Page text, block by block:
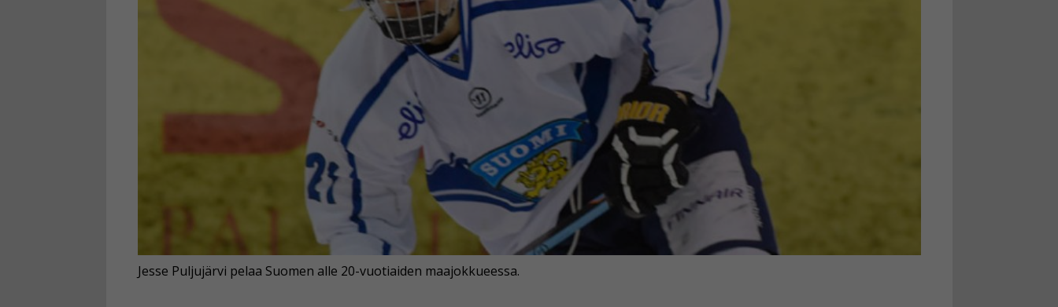
Jesse Puljujärvi pelaa Suomen alle 20-vuotiaiden maajokkueessa.